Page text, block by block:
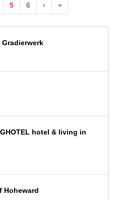
5 6 › »
hotel & living in
Hoheward